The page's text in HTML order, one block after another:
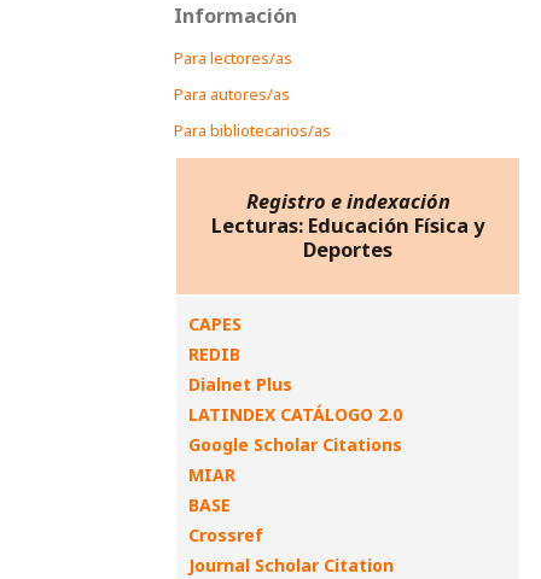
Información
Para lectores/as
Para autores/as
Para bibliotecarios/as
Registro e indexación
Lecturas: Educación Física y
Deportes
CAPES
REDIB
Dialnet Plus
LATINDEX CATÁLOGO 2.0
Google Scholar Citations
MIAR
BASE
Crossref
Journal Scholar Citation